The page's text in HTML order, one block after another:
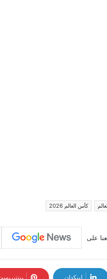
كأس العالم 2026
على
لينكدإن